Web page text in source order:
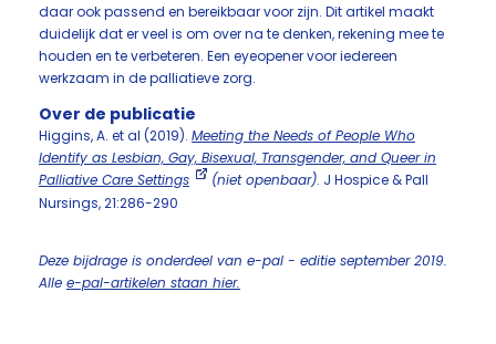
daar ook passend en bereikbaar voor zijn. Dit artikel maakt
duidelijk dat er veel is om over na te denken, rekening mee te
houden en te verbeteren. Een eyeopener voor iedereen
werkzaam in de palliatieve zorg.
Over de publicatie
Higgins, A. et al (2019). Meeting the Needs of People Who
Identify as Lesbian, Gay, Bisexual, Transgender, and Queer in
Palliative Care Settings
(niet openbaar). J Hospice & Pall
Nursings, 21:286-290
Deze bijdrage is onderdeel van e-pal - editie september 2019.
Alle e-pal-artikelen staan hier.